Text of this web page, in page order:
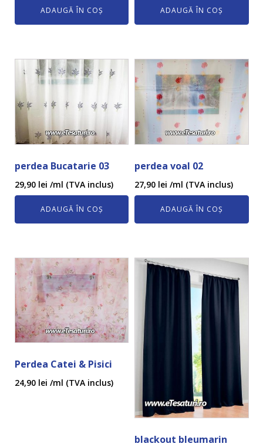
ADAUGĂ ÎN COȘ ADAUGĂ ÎN COȘ
perdea Bucatarie 03
29,90 lei /ml (TVA inclus)
ADAUGĂ ÎN COȘ
perdea voal 02
27,90 lei /ml (TVA inclus)
ADAUGĂ ÎN COȘ
Perdea Catei & Pisici
24,90 lei /ml (TVA inclus)
blackout bleumarin